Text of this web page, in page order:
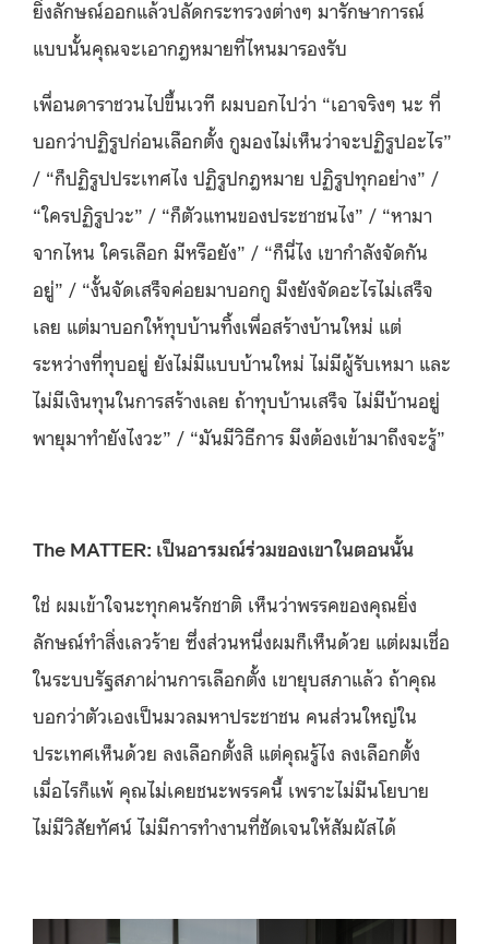
ยิ่งลักษณ์ออกแล้วปลัดกระทรวงต่างๆ มารักษาการณ์
แบบนั้นคุณจะเอากฎหมายที่ไหนมารองรับ
เพื่อนดาราชวนไปขึ้นเวที ผมบอกไปว่า “เอาจริงๆ นะ ที่
บอกว่าปฏิรูปก่อนเลือกตั้ง กูมองไม่เห็นว่าจะปฏิรูปอะไร”
/ “ก็ปฏิรูปประเทศไง ปฏิรูปกฎหมาย ปฏิรูปทุกอย่าง” /
“ใครปฏิรูปวะ” / “ก็ตัวแทนของประชาชนไง” / “หามา
จากไหน ใครเลือก มีหรือยัง” / “ก็นี่ไง เขากำลังจัดกัน
อยู่” / “งั้นจัดเสร็จค่อยมาบอกกู มึงยังจัดอะไรไม่เสร็จ
เลย แต่มาบอกให้ทุบบ้านทิ้งเพื่อสร้างบ้านใหม่ แต่
ระหว่างที่ทุบอยู่ ยังไม่มีแบบบ้านใหม่ ไม่มีผู้รับเหมา และ
ไม่มีเงินทุนในการสร้างเลย ถ้าทุบบ้านเสร็จ ไม่มีบ้านอยู่
พายุมาทำยังไงวะ” / “มันมีวิธีการ มึงต้องเข้ามาถึงจะรู้”
The MATTER: เป็นอารมณ์ร่วมของเขาในตอนนั้น
ใช่ ผมเข้าใจนะทุกคนรักชาติ เห็นว่าพรรคของคุณยิ่ง
ลักษณ์ทำสิ่งเลวร้าย ซึ่งส่วนหนึ่งผมก็เห็นด้วย แต่ผมเชื่อ
ในระบบรัฐสภาผ่านการเลือกตั้ง เขายุบสภาแล้ว ถ้าคุณ
บอกว่าตัวเองเป็นมวลมหาประชาชน คนส่วนใหญ่ใน
ประเทศเห็นด้วย ลงเลือกตั้งสิ แต่คุณรู้ไง ลงเลือกตั้ง
เมื่อไรก็แพ้ คุณไม่เคยชนะพรรคนี้ เพราะไม่มีนโยบาย
ไม่มีวิสัยทัศน์ ไม่มีการทำงานที่ชัดเจนให้สัมผัสได้